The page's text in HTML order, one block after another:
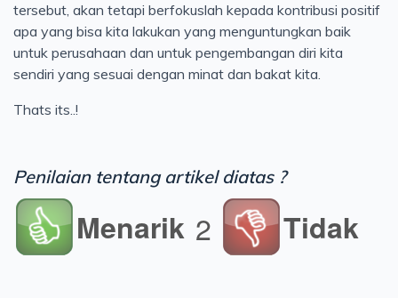
tersebut, akan tetapi berfokuslah kepada kontribusi positif
apa yang bisa kita lakukan yang menguntungkan baik
untuk perusahaan dan untuk pengembangan diri kita
sendiri yang sesuai dengan minat dan bakat kita.
Thats its..!
Penilaian tentang artikel diatas ?
Menarik 2 Tidak